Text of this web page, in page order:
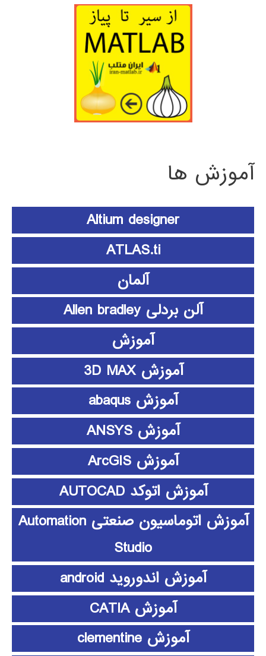
آموزش ها
Altium designer
ATLAS.ti
آلمان
آلن بردلی Allen bradley
آموزش
آموزش 3D MAX
آموزش abaqus
آموزش ANSYS
آموزش ArcGIS
آموزش اتوکد AUTOCAD
آموزش اتوماسیون صنعتی Automation
Studio
آموزش اندوروید android
آموزش CATIA
آموزش clementine